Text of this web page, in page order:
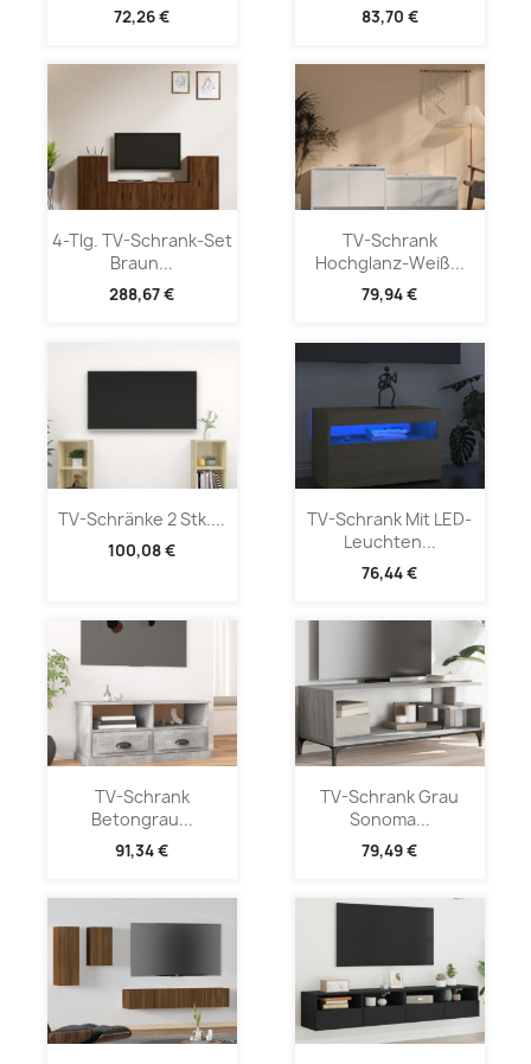
72,26 € 83,70 €
4-Tlg. TV-Schrank-Set
Braun...
288,67 €
TV-Schrank
Hochglanz-Weiß...
79,94 €
TV-Schränke 2 Stk....
100,08 €
TV-Schrank Mit LED-
Leuchten...
76,44 €
TV-Schrank
Betongrau...
91,34 €
TV-Schrank Grau
Sonoma...
79,49 €